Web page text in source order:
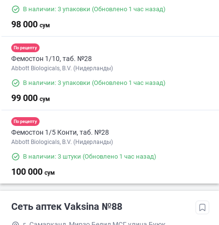
В наличии: 3 упаковки (Обновлено 1 час назад)
98 000 сум
По рецепту
Фемостон 1/10, таб. №28
Abbott Biologicals, B.V. (Нидерланды)
В наличии: 3 упаковки (Обновлено 1 час назад)
99 000 сум
По рецепту
Фемостон 1/5 Конти, таб. №28
Abbott Biologicals, B.V. (Нидерланды)
В наличии: 3 штуки (Обновлено 1 час назад)
100 000 сум
Сеть аптек Vaksina №88